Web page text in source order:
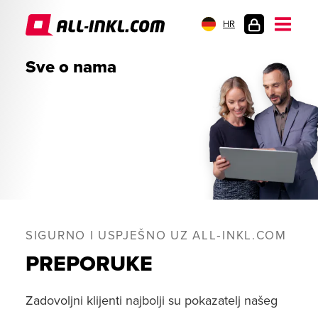
HR
Sve o nama
SIGURNO I USPJEŠNO UZ ALL‑INKL.COM
PREPORUKE
Zadovoljni klijenti najbolji su pokazatelj našeg